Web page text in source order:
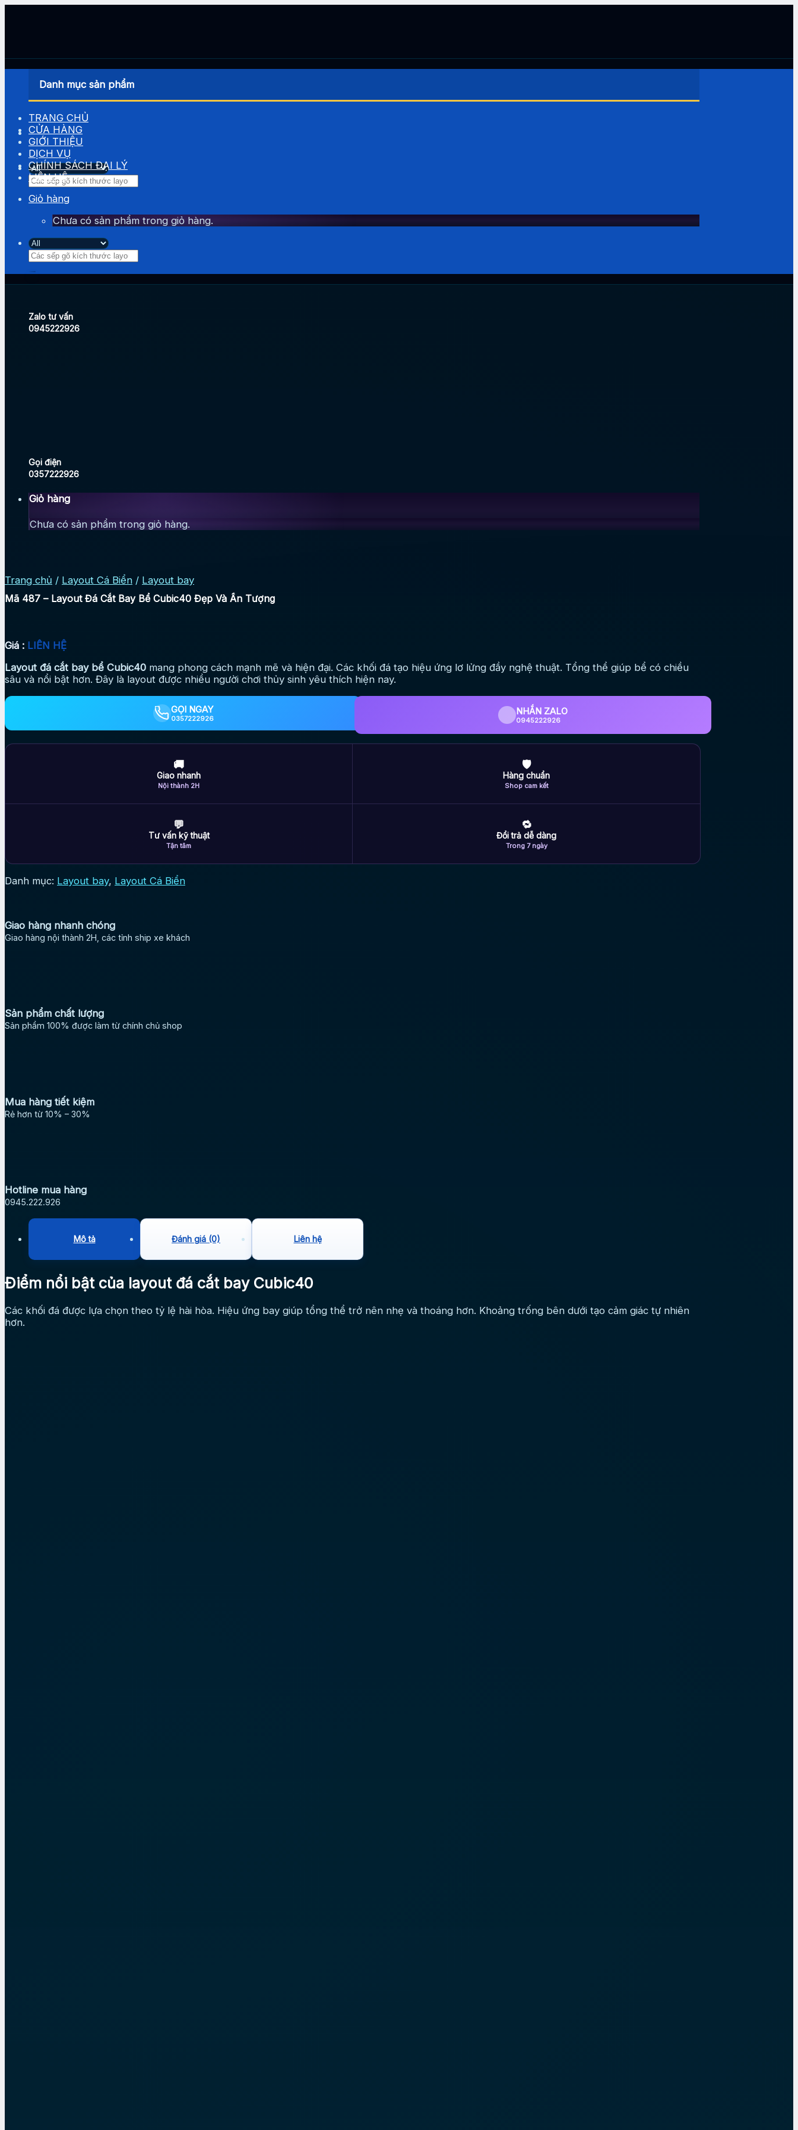
Tìm
kiếm:
Zalo tư vấn
0945222926
Gọi điện
0357222926
Giỏ hàng
Chưa có sản phẩm trong giỏ hàng.
Danh mục sản phẩm
TRANG CHỦ
CỬA HÀNG
GIỚI THIỆU
DỊCH VỤ
CHÍNH SÁCH ĐẠI LÝ
LIÊN HỆ
Giỏ hàng
Chưa có sản phẩm trong giỏ hàng.
Tìm
kiếm:
Trang chủ / Layout Cá Biển / Layout bay
Mã 487 – Layout Đá Cắt Bay Bể Cubic40 Đẹp Và Ấn Tượng
Giá : LIÊN HỆ
Layout đá cắt bay bể Cubic40 mang phong cách mạnh mẽ và hiện đại. Các khối đá tạo hiệu ứng lơ lửng đầy nghệ thuật. Tổng thể giúp bể có chiều
sâu và nổi bật hơn. Đây là layout được nhiều người chơi thủy sinh yêu thích hiện nay.
GỌI NGAY
0357222926
NHẮN ZALO
0945222926
🚚
Giao nhanh
Nội thành 2H
🛡
Hàng chuẩn
Shop cam kết
💬
Tư vấn kỹ thuật
Tận tâm
🔁
Đổi trả dễ dàng
Trong 7 ngày
Danh mục: Layout bay, Layout Cá Biển
Giao hàng nhanh chóng
Giao hàng nội thành 2H, các tỉnh ship xe khách
Sản phẩm chất lượng
Sản phẩm 100% được làm từ chính chủ shop
Mua hàng tiết kiệm
Rẻ hơn từ 10% – 30%
Hotline mua hàng
0945.222.926
Mô tả Đánh giá (0) Liên hệ
Điểm nổi bật của layout đá cắt bay Cubic40
Các khối đá được lựa chọn theo tỷ lệ hài hòa. Hiệu ứng bay giúp tổng thể trở nên nhẹ và thoáng hơn. Khoảng trống bên dưới tạo cảm giác tự nhiên
hơn.